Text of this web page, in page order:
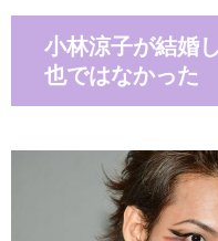
小林涼子が結婚
也ではなかった